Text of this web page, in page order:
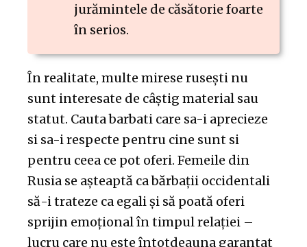
jurămintele de căsătorie foarte
în serios.
În realitate, multe mirese rusești nu
sunt interesate de câștig material sau
statut. Cauta barbati care sa-i aprecieze
si sa-i respecte pentru cine sunt si
pentru ceea ce pot oferi. Femeile din
Rusia se așteaptă ca bărbații occidentali
să-i trateze ca egali și să poată oferi
sprijin emoțional în timpul relației –
lucru care nu este întotdeauna garantat